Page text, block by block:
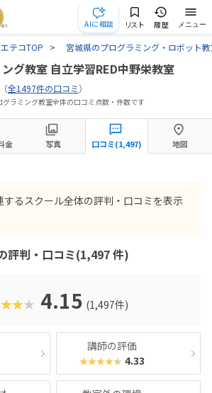
AIに相談 リスト 履歴 メニュー
テコTOP 宮城県のプログラミング・ロボット
グ教室 自立学習RED中野栄教室
（全1497件の口コミ）
ラミング教室全体の口コミ点数・件数です
金 写真 口コミ(1,497) 地図
するスクール全体の評判・口コミを表示
評判・口コミ(1,497 件)
4.15 (1,497件)
講師の評価
★★★★★ 4.33